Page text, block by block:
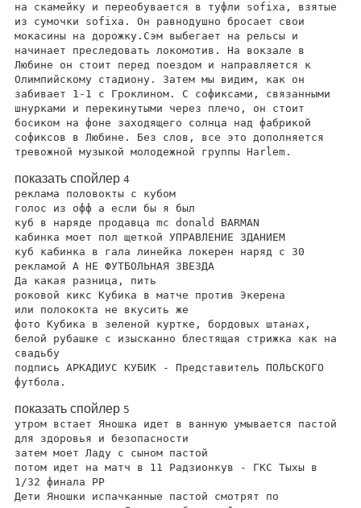
на скамейку и переобувается в туфли sofixa, взятые
из сумочки sofixa. Он равнодушно бросает свои
мокасины на дорожку.Сэм выбегает на рельсы и
начинает преследовать локомотив. На вокзале в
Любине он стоит перед поездом и направляется к
Олимпийскому стадиону. Затем мы видим, как он
забивает 1-1 с Гроклином. С софиксами, связанными
шнурками и перекинутыми через плечо, он стоит
босиком на фоне заходящего солнца над фабрикой
софиксов в Любине. Без слов, все это дополняется
тревожной музыкой молодежной группы Harlem.
показать спойлер 4
реклама половокты с кубом
голос из офф а если бы я был
куб в наряде продавца mc donald BARMAN
кабинка моет пол щеткой УПРАВЛЕНИЕ ЗДАНИЕМ
куб кабинка в гала линейка локерен наряд с 30
рекламой А НЕ ФУТБОЛЬНАЯ ЗВЕЗДА
Да какая разница, пить
роковой кикс Кубика в матче против Экерена
или полококта не вкусить же
фото Кубика в зеленой куртке, бордовых штанах,
белой рубашке с изысканно блестящая стрижка как на
свадьбу
подпись АРКАДИУС КУБИК - Представитель ПОЛЬСКОГО
футбола.
показать спойлер 5
утром встает Яношка идет в ванную умывается пастой
для здоровья и безопасности
затем моет Ладу с сыном пастой
потом идет на матч в 11 Радзионкув - ГКС Тыхы в
1/32 финала PP
Дети Яношки испачканные пастой смотрят по